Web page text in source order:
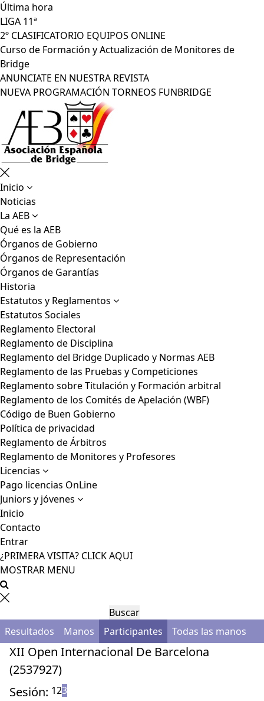
Última hora
LIGA 11ª
2º CLASIFICATORIO EQUIPOS ONLINE
Curso de Formación y Actualización de Monitores de
Bridge
ANUNCIATE EN NUESTRA REVISTA
NUEVA PROGRAMACIÓN TORNEOS FUNBRIDGE
Main
navigation
Inicio
Noticias
La AEB
Qué es la AEB
Órganos de Gobierno
Órganos de Representación
Órganos de Garantías
Historia
Estatutos y Reglamentos
Estatutos Sociales
Reglamento Electoral
Reglamento de Disciplina
Reglamento del Bridge Duplicado y Normas AEB
Reglamento de las Pruebas y Competiciones
Reglamento sobre Titulación y Formación arbitral
Reglamento de los Comités de Apelación (WBF)
Código de Buen Gobierno
Política de privacidad
Reglamento de Árbitros
Reglamento de Monitores y Profesores
Licencias
Pago licencias OnLine
Juniors y jóvenes
Inicio
Contacto
Entrar
¿PRIMERA VISITA? CLICK AQUI
MOSTRAR MENU
Resultados
Manos Participantes Todas las manos
XII Open Internacional De Barcelona
(2537927)
Sesión: 123